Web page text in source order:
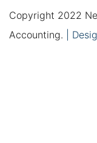
Copyright 2022
Accounting.